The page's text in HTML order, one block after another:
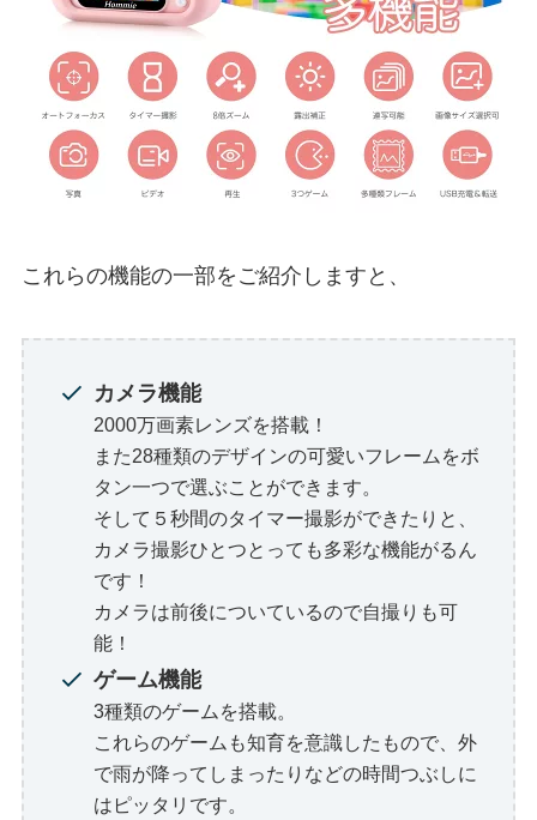
これらの機能の一部をご紹介しますと、
カメラ機能
2000万画素レンズを搭載！
また28種類のデザインの可愛いフレームをボ
タン一つで選ぶことができます。
そして５秒間のタイマー撮影ができたりと、
カメラ撮影ひとつとっても多彩な機能がるん
です！
カメラは前後についているので自撮りも可
能！
ゲーム機能
3種類のゲームを搭載。
これらのゲームも知育を意識したもので、外
で雨が降ってしまったりなどの時間つぶしに
はピッタリです。